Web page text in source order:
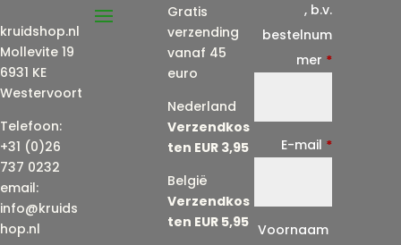
kruidshop.nl
Mollevite 19
6931 KE
Westervoort
Telefoon:
+31 (0)26
737 0232
email:
info@kruids
hop.nl
Gratis
verzending
vanaf 45
euro
Nederland
Verzendkos
ten EUR 3,95
België
Verzendkos
ten EUR 5,95
, b.v.
bestelnum
mer *
E-mail *
Voornaam